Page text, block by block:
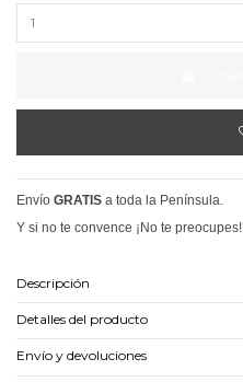
Envío GRATIS a toda la Península.
Y si no te convence ¡No te preocupes!
Descripción
Detalles del producto
Envío y devoluciones